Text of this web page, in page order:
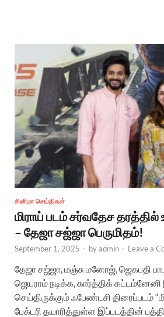
சினிமா செய்திகள்
மிராய் படம் சர்வதேச தரத்தில்
– தேஜா சஜ்ஜா பெருமிதம்!
September 1, 2025 - byadmin - Leave a
தேஜா சஜ்ஜா, மஞ்சு மனோஜ், ஜெகபதி
ஜெயராம் நடிக்க, கார்த்திக் கட்டம்னேனி
செய்திருக்கும் ஃபேண்டசி திரைப்படம்
பேக்டரி தயாரித்துள்ள இப்படத்தின்